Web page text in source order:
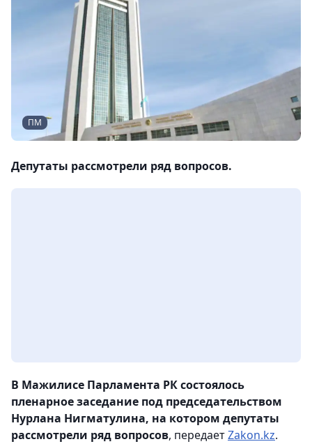
ПМ
Депутаты рассмотрели ряд вопросов.
В Мажилисе Парламента РК состоялось
пленарное заседание под председательством
Нурлана Нигматулина, на котором депутаты
рассмотрели ряд вопросов, передаетZakon.kz.